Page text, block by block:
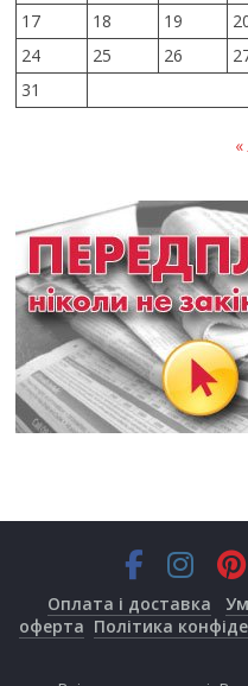
17
18 19
24
25 26
31
Оплата і доставка
оферта Політика